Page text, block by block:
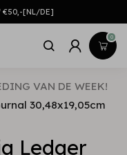
[NL/DE]
0
VAN DE WEEK!
30,48x19,05cm
Ledger